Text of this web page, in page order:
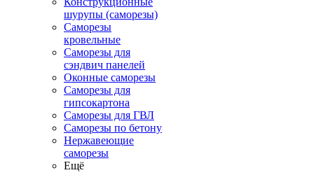
шурупы (саморезы)
Саморезы
кровельные
Саморезы для
сэндвич панелей
Оконные саморезы
Саморезы для
гипсокартона
Саморезы для ГВЛ
Саморезы по бетону
Нержавеющие
саморезы
Ещё